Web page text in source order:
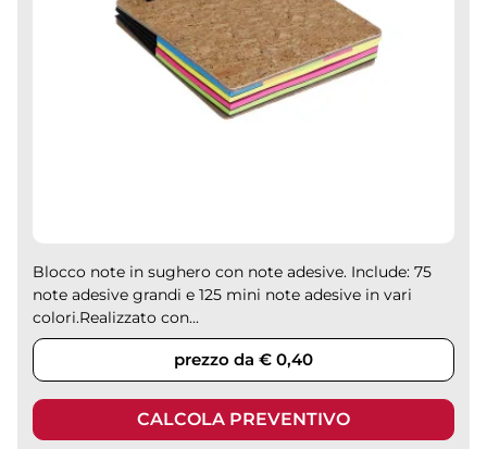
Blocco note in sughero con note adesive. Include: 75
note adesive grandi e 125 mini note adesive in vari
colori.Realizzato con...
prezzo da € 0,40
CALCOLA PREVENTIVO